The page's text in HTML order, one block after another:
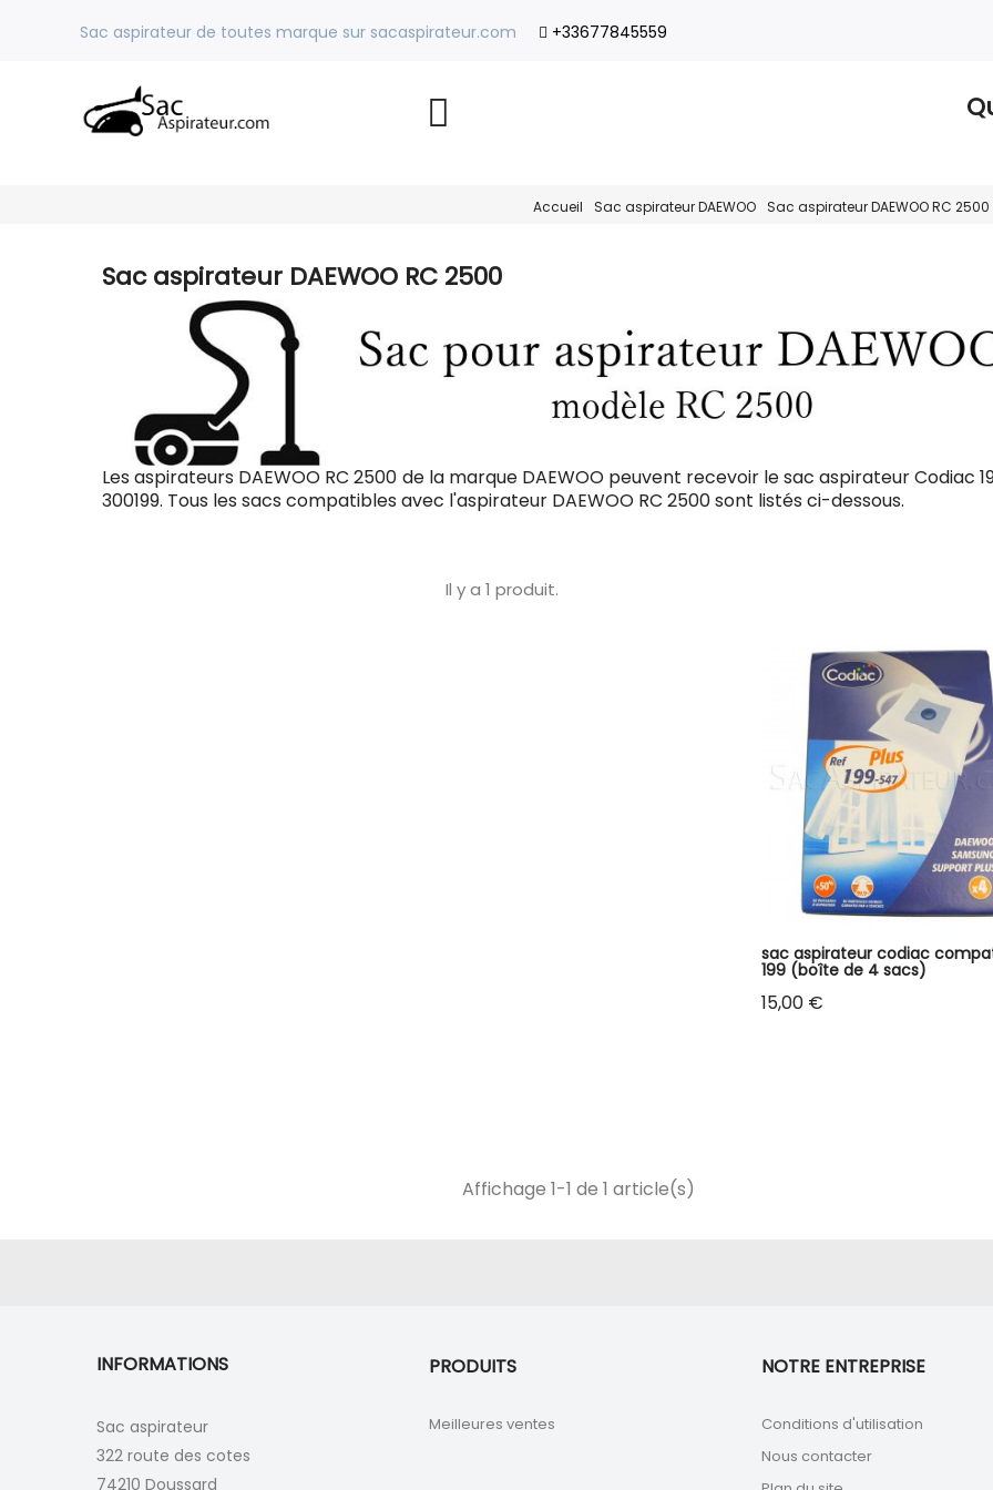
Sac aspirateur de toutes marque sur sacaspirateur.com +33677845559
Accueil Sac aspirateur DAEWOO Sac aspirateur DAEWOO RC 2500
Sac aspirateur DAEWOO RC 2500
Les aspirateurs DAEWOO RC 2500 de la marque DAEWOO peuvent recevoir le sac aspirateur
300199. Tous les sacs compatibles avec l'aspirateur DAEWOO RC 2500 sont listés ci-dessous.
Il y a 1 produit.
sac aspirateur codiac
199 (boîte de 4 sacs)
Prix
15,00 €
Affichage 1-1 de 1 article(s)
INFORMATIONS
Sac aspirateur
322 route des cotes
74210 Doussard
PRODUITS
Meilleures ventes
NOTRE ENTREPRISE
Conditions d'utilisation
Nous contacter